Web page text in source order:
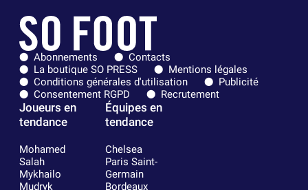
Abonnements
Contacts
La boutique SO PRESS
Mentions légales
Conditions générales d'utilisation
Publicité
Consentement RGPD
Recrutement
Joueurs en
tendance
Mohamed
Salah
Mykhailo
Mudryk
Équipes en
tendance
Chelsea
Paris Saint-
Germain
Bordeaux